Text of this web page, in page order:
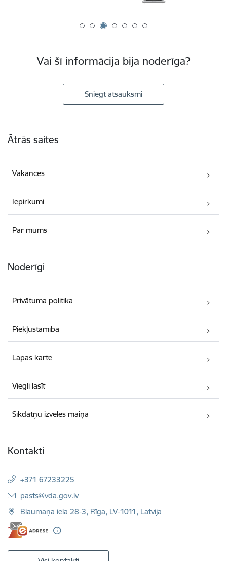
Vai šī informācija bija noderīga?
Sniegt atsauksmi
Ātrās saites
Vakances
Iepirkumi
Par mums
Noderīgi
Privātuma politika
Piekļūstamība
Lapas karte
Viegli lasīt
Sīkdatņu izvēles maiņa
Kontakti
+371 67233225
E-pasts:
pasts@vda.gov.lv
Blaumaņa iela 28-3, Rīga, LV-1011, Latvija